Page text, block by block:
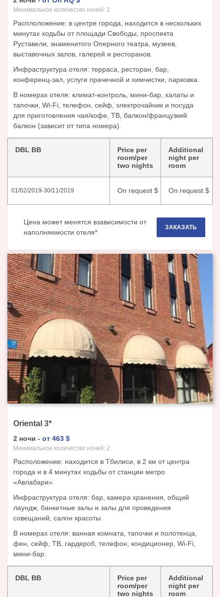
Минимальное количество ночей: 2
Расплоложение: в центре города, находится в нескольких
минутах ходьбы от площади Свободы, проспекта
Руставели, знаменитого Оперного театра, музеев,
выставочных залов, галерей и ресторанов.
Инфраструктура отеля: терраса, ресторан, бар,
конференц-зал, услуги прачечной и химчистки, парковка.
В номерах отеля: климат-контроль, мини-бар, халаты и
тапочки, Wi-Fi, телефон, сейф, электрочайник и посуда
для приготовления чая/кофе, ТВ, балкон/французкий
балкон (зависит от типа номера).
DBL BB
Price per
room/per
two nights
Additional
night per
room
01/02/2019-30/11/2019 On request $ On request $
Цена может менятся взависимости от
наполняемости отеля*
ЗАКАЗАТЬ
Oriental 3*
2 ночи - от 463 $
Минимальное количество ночей: 2
Расположение: находится в Тбилиси, в 2 км от центра
города и в 4 минутах ходьбы от станции метро
«Авлабари».
Инфраструктура отеля: бар, камера хранения, общий
лаундж, банкетные залы и залы для проведения
совещаний, салон красоты.
В номерах отеля: ванная комната, тапочки и полотенца,
фен, сейф, ТВ, гардероб, телефон, кондиционер, Wi-Fi,
мини-бар.
DBL BB
Price per
room/per
two nights
Additional
night per
room